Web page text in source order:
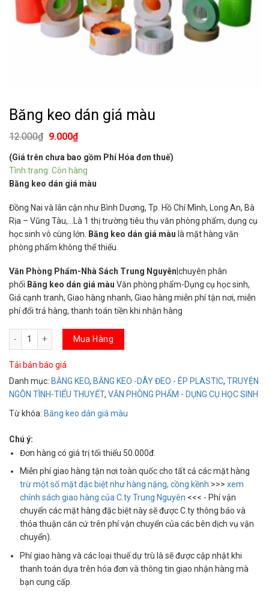
Băng keo dán giá màu
12.000₫ 9.000₫
(Giá trên chưa bao gồm Phí Hóa đơn thuế)
Tình trạng: Còn hàng
Băng keo dán giá màu
Đồng Nai và lân cận như Bình Dương, Tp. Hồ Chí Mình, Long An, Bà
Rịa – Vũng Tàu,…Là 1 thị trường tiêu thụ văn phòng phẩm, dụng cụ
học sinh vô cùng lớn. Băng keo dán giá màu là mặt hàng văn
phòng phẩm không thể thiếu.
Văn Phòng Phẩm-Nhà Sách Trung Nguyên |chuyên phân
phối Băng keo dán giá màu Văn phòng phẩm-Dụng cụ học sinh,
Giá cạnh tranh, Giao hàng nhanh, Giao hàng miễn phí tận nơi, miễn
phí đổi trả hàng, thanh toán tiền khi nhận hàng
Băng keo dán giá màu số lượng
Mua Hàng
Tải bản báo giá
Danh mục: BĂNG KEO, BĂNG KEO -DÂY ĐEO - ÉP PLASTIC, TRUYỆN
NGÔN TÌNH-TIỂU THUYẾT, VĂN PHÒNG PHẨM - DỤNG CỤ HỌC SINH
Từ khóa: Băng keo dán giá màu
Chú ý:
Đơn hàng có giá trị tối thiểu 50.000đ.
Miễn phí giao hàng tận nơi toàn quốc cho tất cả các mặt hàng
trừ một số mặt đặc biệt như hàng nặng, cồng kềnh >>>xem
chính sách giao hàng của C.ty Trung Nguyên <<< - Phí vận
chuyển các mặt hàng đặc biệt này sẽ được C.ty thông báo và
thỏa thuận căn cứ trên phí vận chuyển của các bên dịch vụ vận
chuyển).
Phí giao hàng và các loại thuế dự trù là sẽ được cập nhật khi
thanh toán dựa trên hóa đơn và thông tin giao nhận hàng mà
bạn cung cấp.